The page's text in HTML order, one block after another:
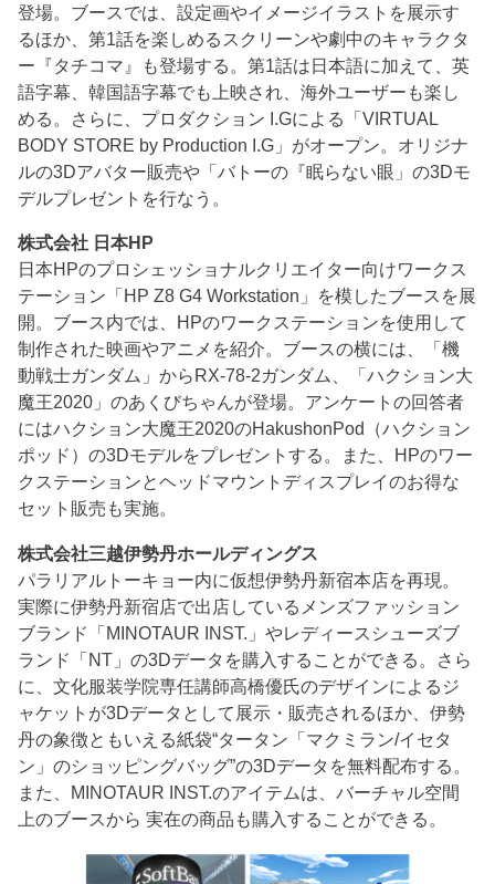
登場。ブースでは、設定画やイメージイラストを展示す
るほか、第1話を楽しめるスクリーンや劇中のキャラクタ
ー『タチコマ』も登場する。第1話は日本語に加えて、英
語字幕、韓国語字幕でも上映され、海外ユーザーも楽し
める。さらに、プロダクション I.Gによる「VIRTUAL
BODY STORE by Production I.G」がオープン。オリジナ
ルの3Dアバター販売や「バトーの『眠らない眼」の3Dモ
デルプレゼントを行なう。
株式会社 日本HP
日本HPのプロシェッショナルクリエイター向けワークス
テーション「HP Z8 G4 Workstation」を模したブースを展
開。ブース内では、HPのワークステーションを使用して
制作された映画やアニメを紹介。ブースの横には、「機
動戦士ガンダム」からRX-78-2ガンダム、「ハクション大
魔王2020」のあくびちゃんが登場。アンケートの回答者
にはハクション大魔王2020のHakushonPod（ハクション
ポッド）の3Dモデルをプレゼントする。また、HPのワー
クステーションとヘッドマウントディスプレイのお得な
セット販売も実施。
株式会社三越伊勢丹ホールディングス
パラリアルトーキョー内に仮想伊勢丹新宿本店を再現。
実際に伊勢丹新宿店で出店しているメンズファッション
ブランド「MINOTAUR INST.」やレディースシューズブ
ランド「NT」の3Dデータを購入することができる。さら
に、文化服装学院専任講師高橋優氏のデザインによるジ
ャケットが3Dデータとして展示・販売されるほか、伊勢
丹の象徴ともいえる紙袋“タータン「マクミラン/イセタ
ン」のショッピングバッグ”の3Dデータを無料配布する。
また、MINOTAUR INST.のアイテムは、バーチャル空間
上のブースから 実在の商品も購入することができる。